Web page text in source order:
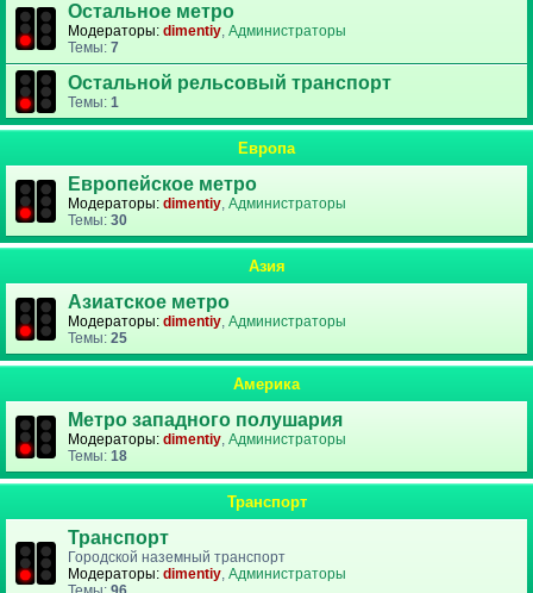
Остальное метро
Модераторы: dimentiy, Администраторы
Темы: 7
Остальной рельсовый транспорт
Темы: 1
Европа
Европейское метро
Модераторы: dimentiy, Администраторы
Темы: 30
Азия
Азиатское метро
Модераторы: dimentiy, Администраторы
Темы: 25
Америка
Метро западного полушария
Модераторы: dimentiy, Администраторы
Темы: 18
Транспорт
Транспорт
Городской наземный транспорт
Модераторы: dimentiy, Администраторы